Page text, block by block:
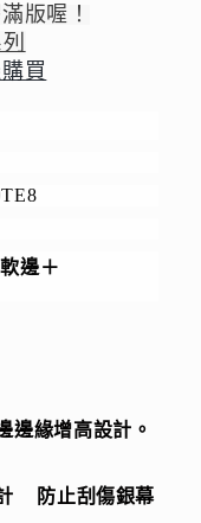
版喔！
買
邊＋
邊緣增高設計。
防止刮傷銀幕